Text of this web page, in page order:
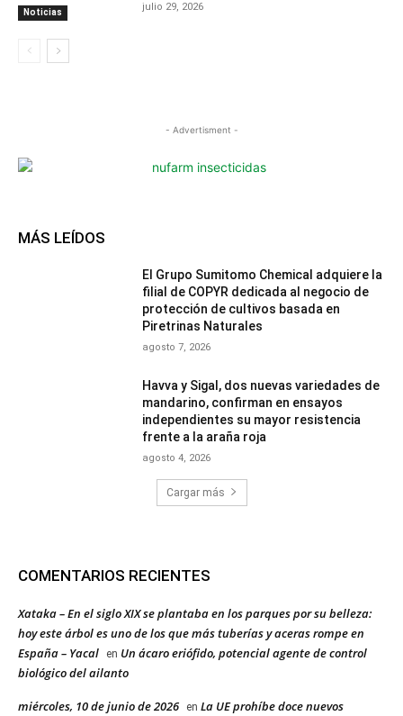
Noticias julio 29, 2026
- Advertisment -
MÁS LEÍDOS
El Grupo Sumitomo Chemical adquiere la
filial de COPYR dedicada al negocio de
protección de cultivos basada en
Piretrinas Naturales
agosto 7, 2026
Havva y Sigal, dos nuevas variedades de
mandarino, confirman en ensayos
independientes su mayor resistencia
frente a la araña roja
agosto 4, 2026
Cargar más
COMENTARIOS RECIENTES
Xataka – En el siglo XIX se plantaba en los parques por su belleza:
hoy este árbol es uno de los que más tuberías y aceras rompe en
España – Yacal
en Un ácaro eriófido, potencial agente de control
biológico del ailanto
miércoles, 10 de junio de 2026 en La UE prohíbe doce nuevos